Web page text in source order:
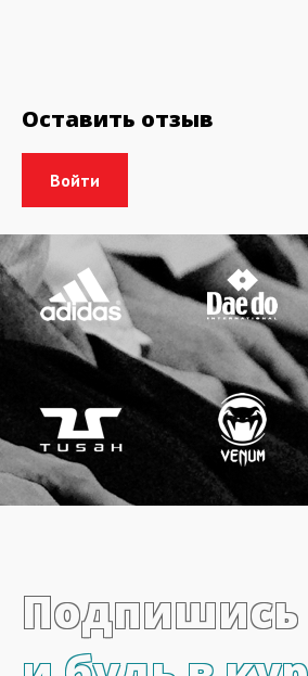
Оставить отзыв
Подпишись